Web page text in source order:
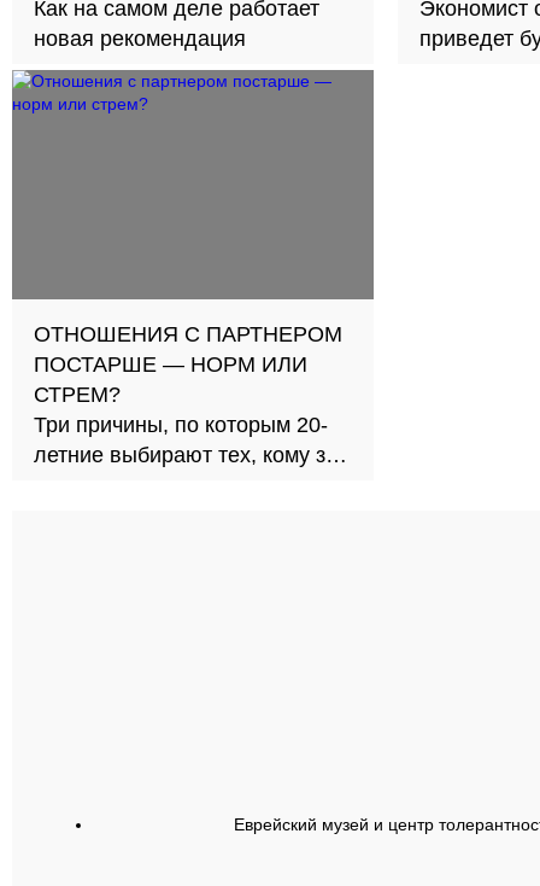
Как на самом деле работает
новая рекомендация
Экономист
приведет
ОТНОШЕНИЯ С ПАРТНЕРОМ
ПОСТАРШЕ — НОРМ ИЛИ
СТРЕМ?
Три причины, по которым 20-
летние выбирают тех, кому за
Еврейский музей и центр